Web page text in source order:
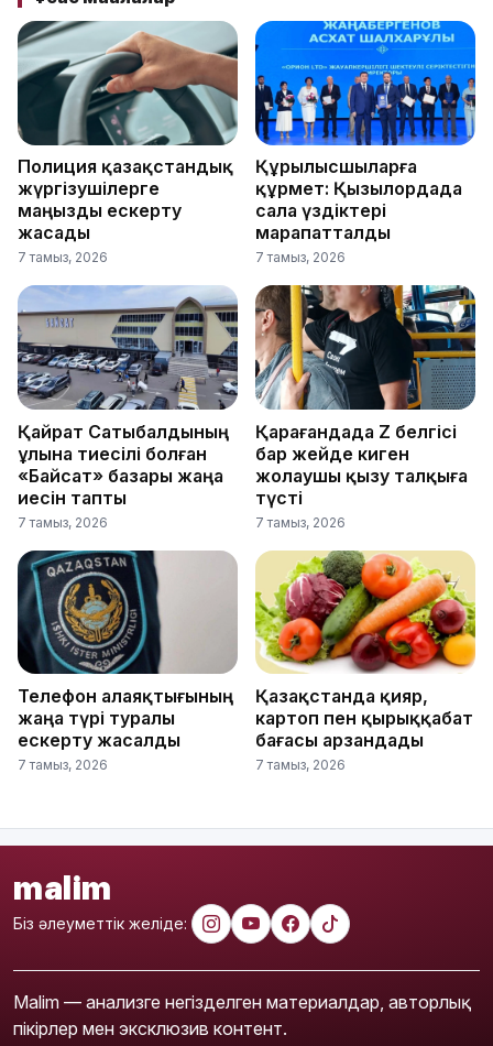
Полиция қазақстандық
жүргізушілерге
маңызды ескерту
жасады
7 тамыз, 2026
Құрылысшыларға
құрмет: Қызылордада
сала үздіктері
марапатталды
7 тамыз, 2026
Қайрат Сатыбалдының
ұлына тиесілі болған
«Байсат» базары жаңа
иесін тапты
7 тамыз, 2026
Қарағандада Z белгісі
бар жейде киген
жолаушы қызу талқыға
түсті
7 тамыз, 2026
Телефон алаяқтығының
жаңа түрі туралы
ескерту жасалды
7 тамыз, 2026
Қазақстанда қияр,
картоп пен қырыққабат
бағасы арзандады
7 тамыз, 2026
malim
Біз әлеуметтік желіде:
Malim — анализге негізделген материалдар, авторлық
пікірлер мен эксклюзив контент.